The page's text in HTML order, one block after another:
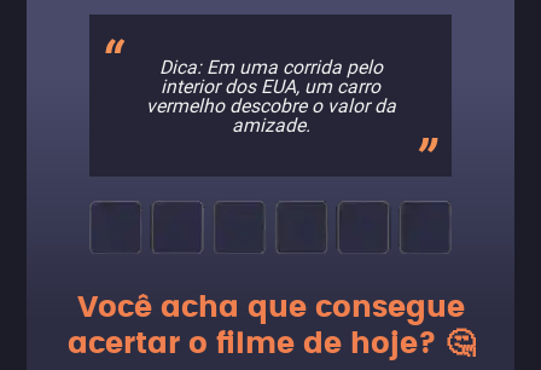
Dica: Em uma corrida pelo
interior dos EUA, um carro
vermelho descobre o valor da
amizade.
Você acha que consegue
acertar o filme de hoje? 🤔